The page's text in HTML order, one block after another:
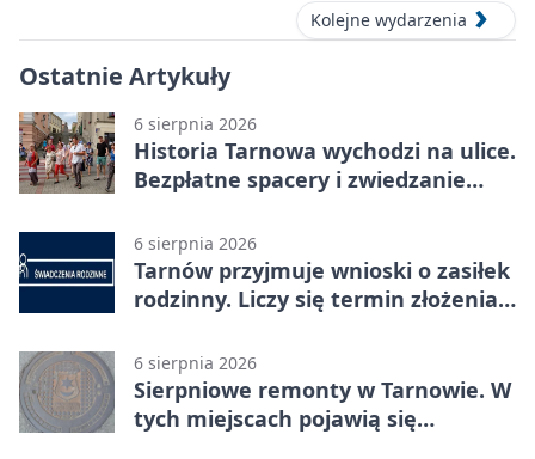
Kolejne wydarzenia
Ostatnie Artykuły
6 sierpnia 2026
Historia Tarnowa wychodzi na ulice.
Bezpłatne spacery i zwiedzanie
6 sierpnia 2026
Tarnów przyjmuje wnioski o zasiłek
rodzinny. Liczy się termin złożenia
6 sierpnia 2026
Sierpniowe remonty w Tarnowie. W
tych miejscach pojawią się